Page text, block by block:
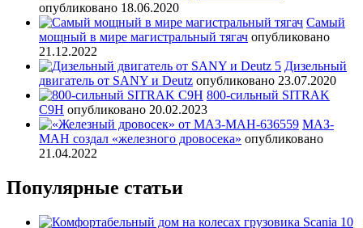
опубликовано 18.06.2020
Самый
мощный в мире магистральный тягач опубликовано
21.12.2022
Дизельный
двигатель от SANY и Deutz опубликовано 23.07.2020
800-сильный SITRAK
C9H опубликовано 20.02.2023
МАЗ-
МАН создал «железного дровосека» опубликовано
21.04.2022
Популярные статьи